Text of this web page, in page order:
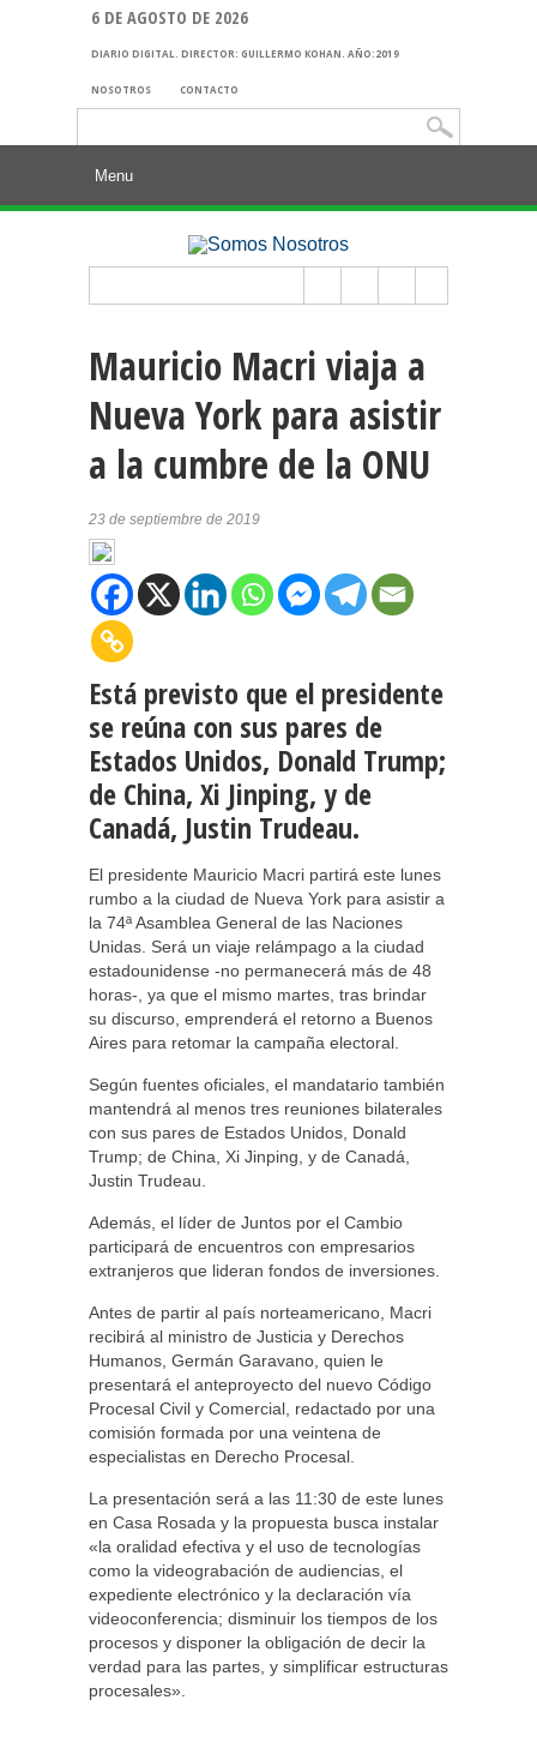
6 DE AGOSTO DE 2026
DIARIO DIGITAL. DIRECTOR: GUILLERMO KOHAN. AÑO:2019
NOSOTROS CONTACTO
Mauricio Macri viaja a
Nueva York para asistir
a la cumbre de la ONU
23 de septiembre de 2019
Está previsto que el presidente
se reúna con sus pares de
Estados Unidos, Donald Trump;
de China, Xi Jinping, y de
Canadá, Justin Trudeau.
El presidente Mauricio Macri partirá este lunes
rumbo a la ciudad de Nueva York para asistir a
la 74ª Asamblea General de las Naciones
Unidas. Será un viaje relámpago a la ciudad
estadounidense -no permanecerá más de 48
horas-, ya que el mismo martes, tras brindar
su discurso, emprenderá el retorno a Buenos
Aires para retomar la campaña electoral.
Según fuentes oficiales, el mandatario también
mantendrá al menos tres reuniones bilaterales
con sus pares de Estados Unidos, Donald
Trump; de China, Xi Jinping, y de Canadá,
Justin Trudeau.
Además, el líder de Juntos por el Cambio
participará de encuentros con empresarios
extranjeros que lideran fondos de inversiones.
Antes de partir al país norteamericano, Macri
recibirá al ministro de Justicia y Derechos
Humanos, Germán Garavano, quien le
presentará el anteproyecto del nuevo Código
Procesal Civil y Comercial, redactado por una
comisión formada por una veintena de
especialistas en Derecho Procesal.
La presentación será a las 11:30 de este lunes
en Casa Rosada y la propuesta busca instalar
«la oralidad efectiva y el uso de tecnologías
como la videograbación de audiencias, el
expediente electrónico y la declaración vía
videoconferencia; disminuir los tiempos de los
procesos y disponer la obligación de decir la
verdad para las partes, y simplificar estructuras
procesales».